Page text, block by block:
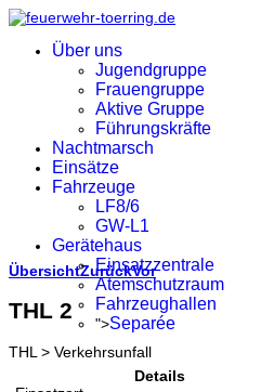
Über uns
Jugendgruppe
Frauengruppe
Aktive Gruppe
Führungskräfte
Nachtmarsch
Einsätze
Fahrzeuge
LF8/6
GW-L1
Gerätehaus
Einsatzzentrale
Atemschutzraum
Fahrzeughallen
">Separée
ÜbersichtZurückVor
THL 2
THL > Verkehrsunfall
Details